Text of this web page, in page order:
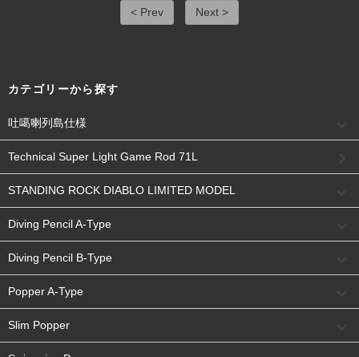
< Prev Next >
カテゴリーから探す
吐噶喇列島仕様
Technical Super Light Game Rod 71L
STANDING ROCK DIABLO LIMITED MODEL
Diving Pencil A-Type
Diving Pencil B-Type
Popper A-Type
Slim Popper